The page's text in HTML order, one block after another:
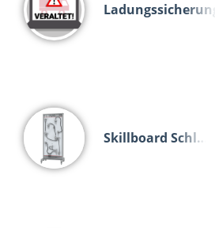
Ladungssicherung
Skillboard Schl…